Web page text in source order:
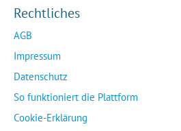
Rechtliches
AGB
Impressum
Datenschutz
So funktioniert die Plattform
Cookie-Erklärung